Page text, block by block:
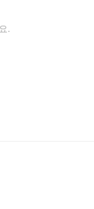
.